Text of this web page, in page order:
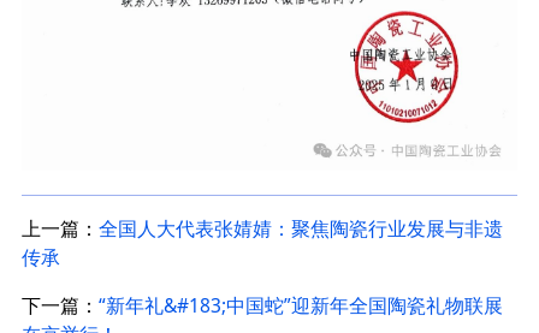
上一篇： 全国人大代表张婧婧：聚焦陶瓷行业发展与非遗
传承
下一篇： “新年礼&#183;中国蛇”迎新年全国陶瓷礼物联展